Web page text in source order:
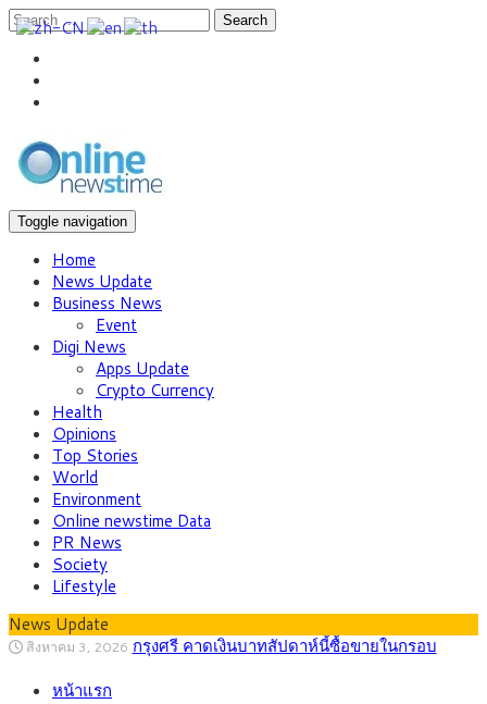
Search
Toggle navigation
Home
News Update
Business News
Event
Digi News
Apps Update
Crypto Currency
Health
Opinions
Top Stories
World
Environment
Online newstime Data
PR News
Society
Lifestyle
News Update
สิงหาคม 3, 2026 กรุงศรี คาดเงินบาทสัปดาห์นี้ซื้อขายในกรอบ
33.00-33.60 ติดตามข้อมูลจ้างงานสหรัฐฯ
เดินหน้า 5 ยุทธศาสตร์ รื้อโครงสร้างเศรษฐกิจ ดันไทยโตเต็ม
กรกฎาคม 27, 2026
หน้าแรก